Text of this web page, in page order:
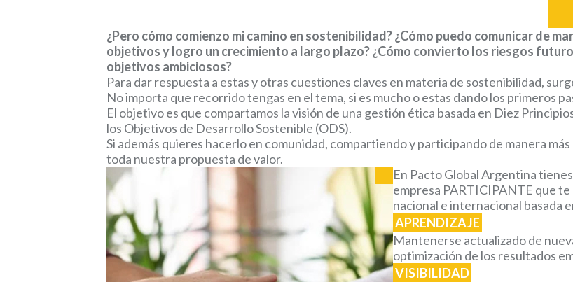
¿Pero cómo comienzo mi camino en sostenibilidad? ¿Cómo puedo comunicar de
objetivos y logro un crecimiento a largo plazo? ¿Cómo convierto los riesgos
objetivos ambiciosos?
Para dar respuesta a estas y otras cuestiones claves en materia de sostenibilidad,
No importa que recorrido tengas en el tema, si es mucho o estas dando los primeros
El objetivo es que compartamos la visión de una gestión ética basada en Diez
los Objetivos de Desarrollo Sostenible (ODS).
Si además quieres hacerlo en comunidad, compartiendo y participando de manera
toda nuestra propuesta de valor.
En Pacto Global Argentina
empresa PARTICIPANTE que
nacional e internacional basada
APRENDIZAJE
Mantenerse actualizado de
optimización de los resultados
VISIBILIDAD